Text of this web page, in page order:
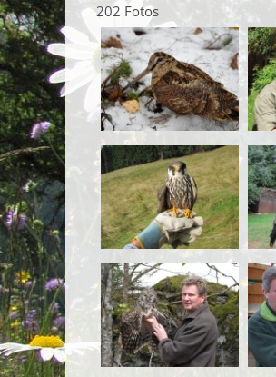
202 Fotos